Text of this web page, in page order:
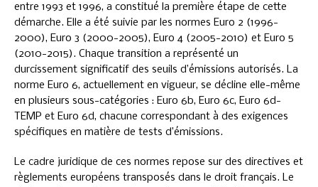
entre 1993 et 1996, a constitué la première étape de cette
démarche. Elle a été suivie par les normes Euro 2 (1996-
2000), Euro 3 (2000-2005), Euro 4 (2005-2010) et Euro 5
(2010-2015). Chaque transition a représenté un
durcissement significatif des seuils d’émissions autorisés. La
norme Euro 6, actuellement en vigueur, se décline elle-même
en plusieurs sous-catégories : Euro 6b, Euro 6c, Euro 6d-
TEMP et Euro 6d, chacune correspondant à des exigences
spécifiques en matière de tests d’émissions.
Le cadre juridique de ces normes repose sur des directives et
règlements européens transposés dans le droit français. Le